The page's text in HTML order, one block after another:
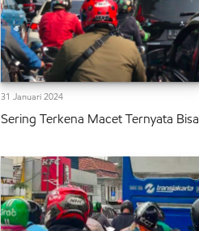
31 Januari 2024
Sering Terkena Macet Ternyata Bisa